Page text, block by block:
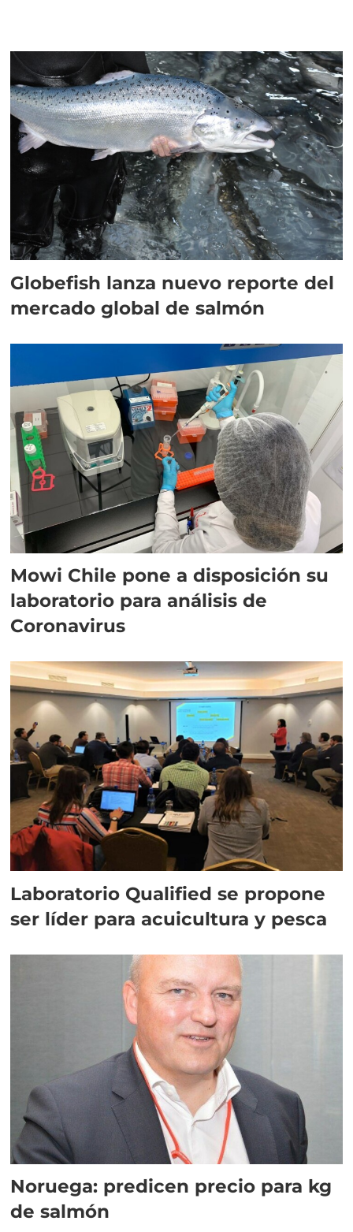
Globefish lanza nuevo reporte del
mercado global de salmón
Mowi Chile pone a disposición su
laboratorio para análisis de
Coronavirus
Laboratorio Qualified se propone
ser líder para acuicultura y pesca
Noruega: predicen precio para kg
de salmón